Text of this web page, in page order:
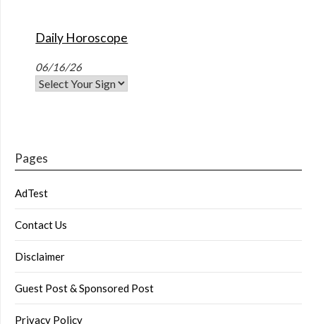
Daily Horoscope
06/16/26
Pages
AdTest
Contact Us
Disclaimer
Guest Post & Sponsored Post
Privacy Policy